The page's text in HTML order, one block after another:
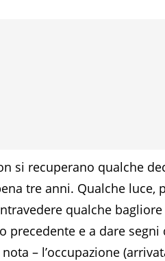
si recuperano qualche
tre anni. Qualche luce,
qualche bagliore
precedente e a dare segni
– l’occupazione